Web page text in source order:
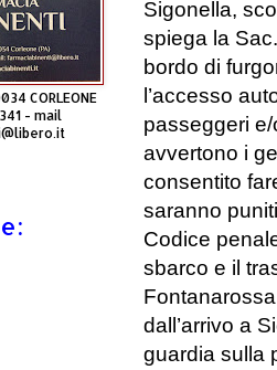
Sigonella,
spiega la
bordo di
l’accesso
passeggeri
avvertono i
consentito
saranno
Codice
sbarco e il
dall’arrivo a
guardia sulla
CORLEONE
- mail